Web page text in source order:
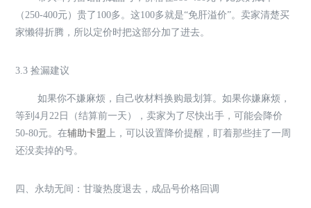
（250-400元）贵了100多。这100多就是“免肝溢价”。卖家清楚买
家懒得折腾，所以定价时把这部分加了进去。
3.3 捡漏建议
如果你不嫌麻烦，自己收材料换购最划算。如果你嫌麻烦，
等到4月22日（结算前一天），卖家为了尽快出手，可能会降价
50-80元。在辅助卡盟上，可以设置降价提醒，盯着那些挂了一周
还没卖掉的号。
四、永劫无间：甘璇热度退去，成品号价格回调